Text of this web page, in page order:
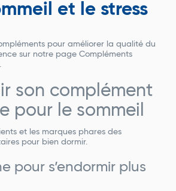
et le stress
pour améliorer la qualité du
sur notre page Compléments
son complément
pour le sommeil
et les marques phares des
pour bien dormir.
pour s’endormir plus